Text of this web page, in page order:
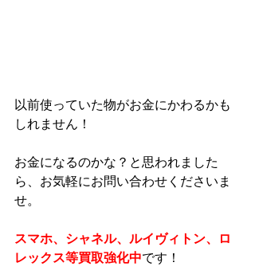
以前使っていた物がお金にかわるかも
しれません！
お金になるのかな？と思われました
ら、お気軽にお問い合わせくださいま
せ。
スマホ、シャネル、ルイヴィトン、ロ
レックス等買取強化中です！